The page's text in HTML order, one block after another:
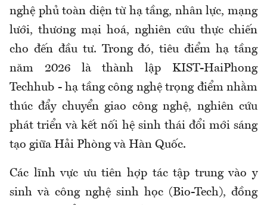
nghệ phủ toàn diện từ hạ tầng, nhân lực, mạng
lưới, thương mại hoá, nghiên cứu thực chiến
cho đến đầu tư. Trong đó, tiêu điểm hạ tầng
năm 2026 là thành lập KIST-HaiPhong
Techhub - hạ tầng công nghệ trọng điểm nhằm
thúc đẩy chuyển giao công nghệ, nghiên cứu
phát triển và kết nối hệ sinh thái đổi mới sáng
tạo giữa Hải Phòng và Hàn Quốc.
Các lĩnh vực ưu tiên hợp tác tập trung vào y
sinh và công nghệ sinh học (Bio-Tech), đồng